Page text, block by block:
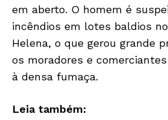
em aberto. O homem é
incêndios em lotes baldios
Helena, o que gerou grande
os moradores e
à densa fumaça.
Leia também: